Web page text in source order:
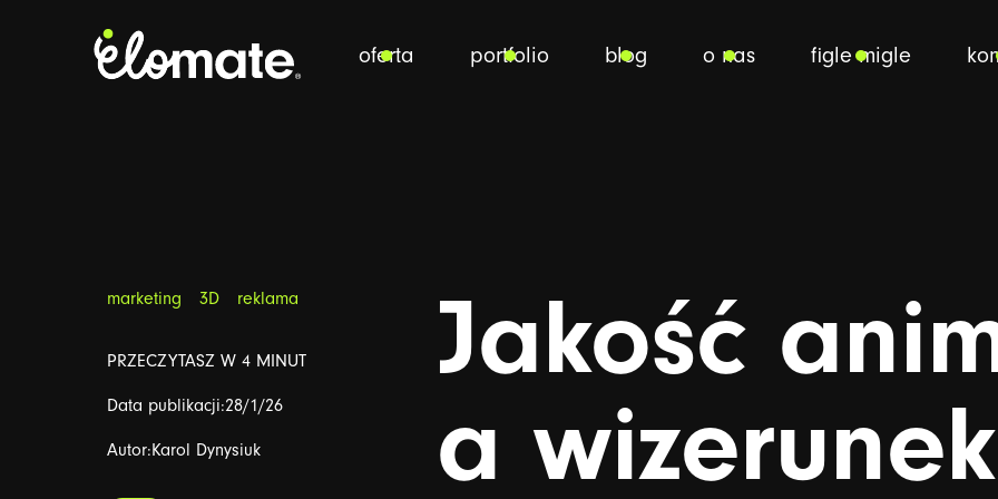
oferta portfolio blog o nas figle migle
marketing 3D reklama
PRZECZYTASZ W 4 MINUT
Data publikacji:28/1/26
Autor:Karol Dynysiuk
Jakość
a wizerunek